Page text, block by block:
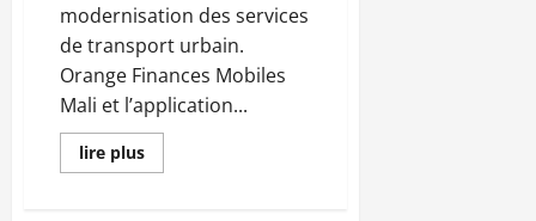
modernisation des services
de transport urbain.
Orange Finances Mobiles
Mali et l’application...
lire plusEn
savoir